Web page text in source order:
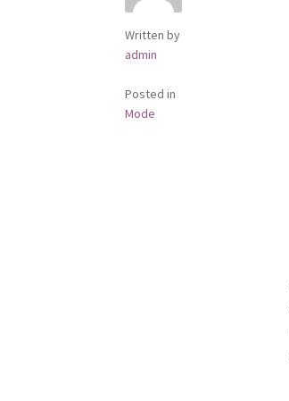
Written by
admin
Posted in
Mode